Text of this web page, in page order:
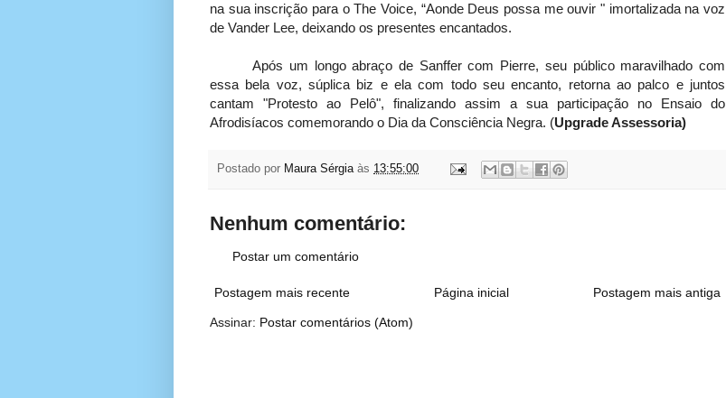
na sua inscrição para o The Voice, “Aonde Deus possa me ouvir " imortalizada na voz
de Vander Lee, deixando os presentes encantados.
Após um longo abraço de Sanffer com Pierre, seu público maravilhado com
essa bela voz, súplica biz e ela com todo seu encanto, retorna ao palco e juntos
cantam "Protesto ao Pelô", finalizando assim a sua participação no Ensaio do
Afrodisíacos comemorando o Dia da Consciência Negra. (Upgrade Assessoria)
Postado por Maura Sérgia às 13:55:00
Nenhum comentário:
Postar um comentário
Postagem mais recente Postagem mais antiga
Página inicial
Assinar: Postar comentários (Atom)